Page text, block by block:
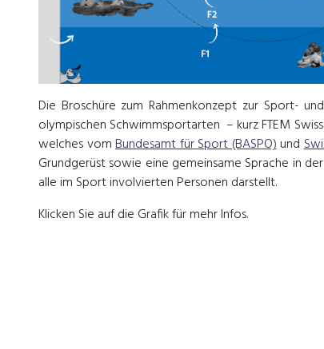
Die Broschüre zum Rahmenkonzept zur Sport-
olympischen Schwimmsportarten – kurz FTEM
welches vomBundesamt für Sport (BASPO)und
Grundgerüst sowie eine gemeinsame Sprache in
alle im Sport involvierten Personen darstellt.
Klicken Sie auf die Grafik für mehr Infos.